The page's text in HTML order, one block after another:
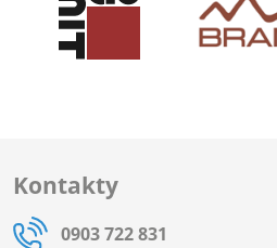
Kontakty
0903 722 831